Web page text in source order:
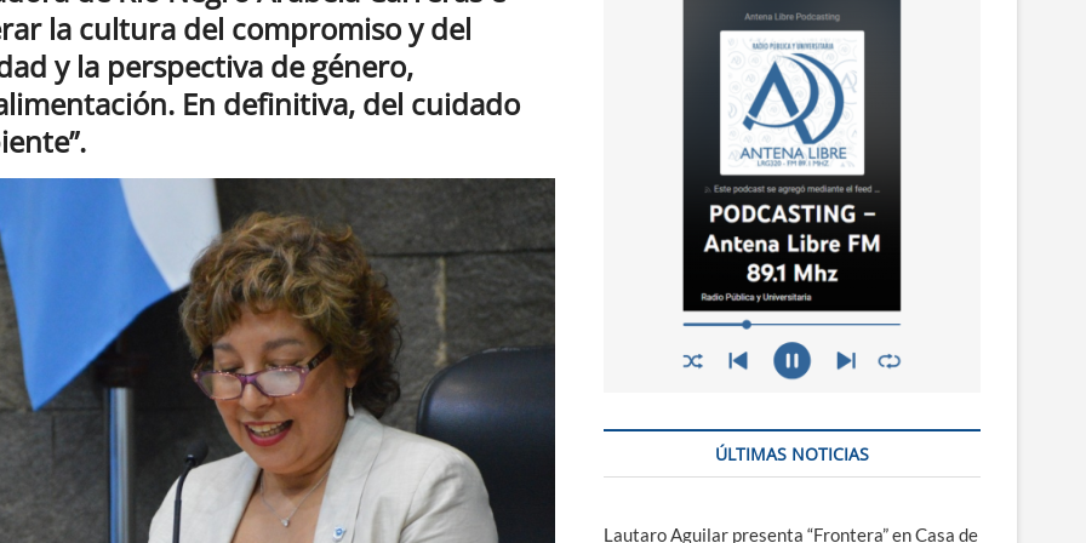
la cultura del compromiso y del
y la perspectiva de género,
En definitiva, del cuidado
ÚLTIMAS NOTICIAS
Lautaro Aguilar presenta “Frontera” en Casa de